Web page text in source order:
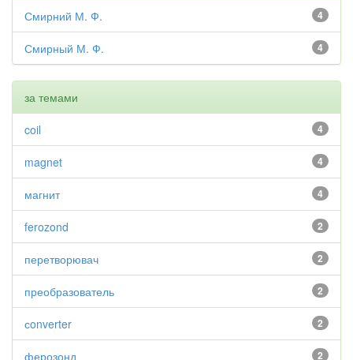
4
Смирний М. Ф.
4
Смирный М. Ф.
за темами
4
coil
4
magnet
4
магнит
2
ferozond
2
перетворювач
2
преобразователь
2
сonverter
2
ферозонд